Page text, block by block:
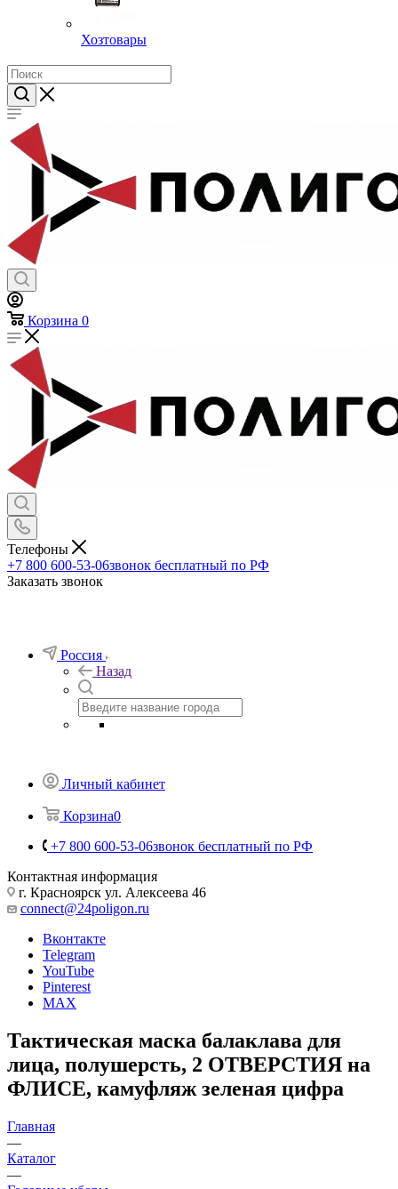
Хозтовары
Корзина 0
Телефоны
+7 800 600-53-06звонок бесплатный по РФ
Заказать звонок
Россия
Назад
Личный кабинет
Корзина0
+7 800 600-53-06звонок бесплатный по РФ
Контактная информация
г. Красноярск ул. Алексеева 46
connect@24poligon.ru
Вконтакте
Telegram
YouTube
Pinterest
MAX
Тактическая маска балаклава для
лица, полушерсть, 2 ОТВЕРСТИЯ на
ФЛИСЕ, камуфляж зеленая цифра
Главная
—
Каталог
—